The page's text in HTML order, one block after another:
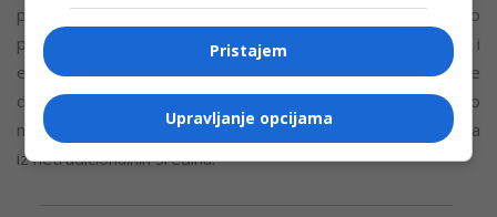
posmatra isključivo kao tržište u nastajanju, već sve više kao
pokretačka snaga transformacije finansija, tehnologije i
ekonomskog uključivanja širom svijeta. Njeno priznanje
dodatno proširuje sliku o tome kako savremeno liderstvo
može izgledati, pružajući veću vidljivost ženama i osnivačima
iz netradicionalnih sredina.
Pristajem
Upravljanje opcijama